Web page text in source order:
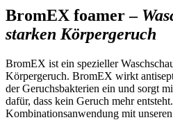
BromEX foamer –
starken Körpergeruch
BromEX ist ein spezieller
Körpergeruch. BromEX wirkt
der Geruchsbakterien ein und sorgt
dafür, dass kein Geruch mehr
Kombinationsanwendung mit